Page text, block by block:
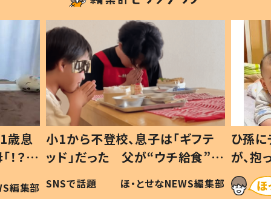
歳息
？」
編集部
小1から不登校、息子は「ギフテ
ッド」だった 父が“ウチ給食”を
作り続ける理由とは #令和の親
#令和の子
SNSで話題 ほ・とせなNEWS編集部
ひ孫
が、
「涙が
い」